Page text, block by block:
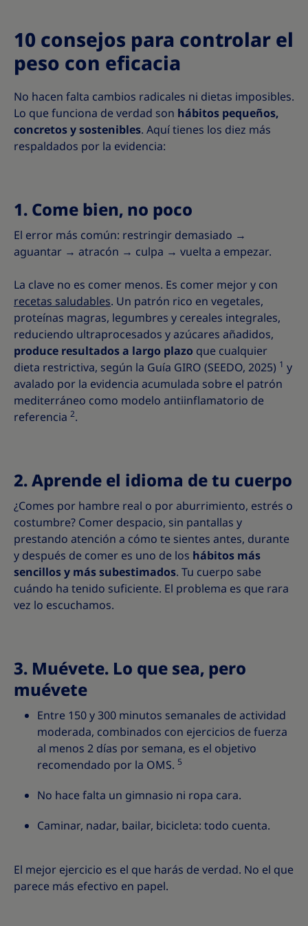
10 consejos para controlar el
peso con eficacia
No hacen falta cambios radicales ni dietas imposibles.
Lo que funciona de verdad son hábitos pequeños,
concretos y sostenibles. Aquí tienes los diez más
respaldados por la evidencia:
1. Come bien, no poco
El error más común: restringir demasiado →
aguantar → atracón → culpa → vuelta a empezar.
La clave no es comer menos. Es comer mejor y con
recetas saludables. Un patrón rico en vegetales,
proteínas magras, legumbres y cereales integrales,
reduciendo ultraprocesados y azúcares añadidos,
produce resultados a largo plazo que cualquier
dieta restrictiva, según la Guía GIRO (SEEDO, 2025) 1 y
avalado por la evidencia acumulada sobre el patrón
mediterráneo como modelo antiinflamatorio de
referencia 2.
2. Aprende el idioma de tu cuerpo
¿Comes por hambre real o por aburrimiento, estrés o
costumbre? Comer despacio, sin pantallas y
prestando atención a cómo te sientes antes, durante
y después de comer es uno de los hábitos más
sencillos y más subestimados. Tu cuerpo sabe
cuándo ha tenido suficiente. El problema es que rara
vez lo escuchamos.
3. Muévete. Lo que sea, pero
muévete
Entre 150 y 300 minutos semanales de actividad
moderada, combinados con ejercicios de fuerza
al menos 2 días por semana, es el objetivo
recomendado por la OMS. 5
No hace falta un gimnasio ni ropa cara.
Caminar, nadar, bailar, bicicleta: todo cuenta.
El mejor ejercicio es el que harás de verdad. No el que
parece más efectivo en papel.